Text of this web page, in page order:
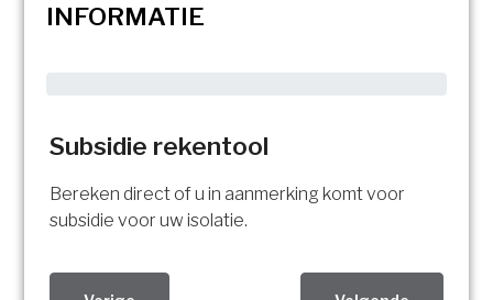
INFORMATIE
Subsidie rekentool
Bereken direct of u in aanmerking komt voor
subsidie voor uw isolatie.